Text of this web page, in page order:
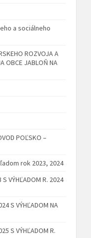
a sociálneho
ROZVOJA A
OBCE JABLOŇ NA
POĽSKO –
rok 2023, 2024
S VÝHĽADOM R. 2024
S VÝHĽADOM NA
S VÝHĽADOM R.